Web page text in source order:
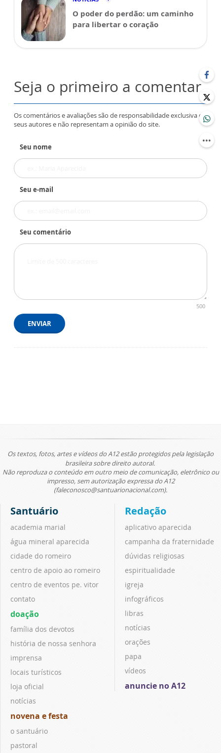
O poder do perdão: um caminho
para libertar o coração
Seja o primeiro a comentar
Os comentários e avaliações são de responsabilidade exclusiva de
seus autores e não representam a opinião do site.
Seu nome
Seu e-mail
Seu comentário
500
ENVIAR
Os textos, fotos, artes e vídeos do A12 estão protegidos pela legislação
brasileira sobre direito autoral.
Não reproduza o conteúdo em outro meio de comunicação, eletrônico ou
impresso, sem autorização expressa do A12
(faleconosco@santuarionacional.com).
Santuário
academia marial
água mineral aparecida
cidade do romeiro
centro de apoio ao romeiro
centro de eventos pe. vitor
contato
doação
família dos devotos
história de nossa senhora
imprensa
locais turísticos
loja oficial
notícias
novena e festa
o santuário
pastoral
Redação
aplicativo aparecida
campanha da fraternidade
dúvidas religiosas
espiritualidade
igreja
infográficos
libras
notícias
orações
papa
vídeos
anuncie no A12